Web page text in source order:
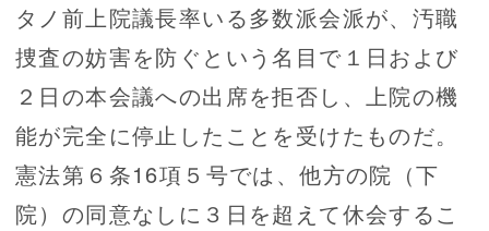
タノ前上院議長率いる多数派会派が、汚職
捜査の妨害を防ぐという名目で１日および
２日の本会議への出席を拒否し、上院の機
能が完全に停止したことを受けたものだ。
憲法第６条16項５号では、他方の院（下
院）の同意なしに３日を超えて休会するこ